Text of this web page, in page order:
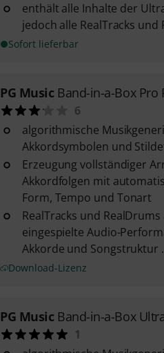
enthält alle Inhalte der
jedoch alle RealTracks und
Sofort lieferbar
PG Music Band-in-a-Box Pro
6
algorithmische
Akkordsymbolen und
Erzeugung vollständiger
Akkordfolgen mit
Form, Tempo und Tonart
RealTracks und
eingespielte Audio-
Akkorde und Songstruktur
Download-Lizenz
PG Music Band-in-a-Box
1